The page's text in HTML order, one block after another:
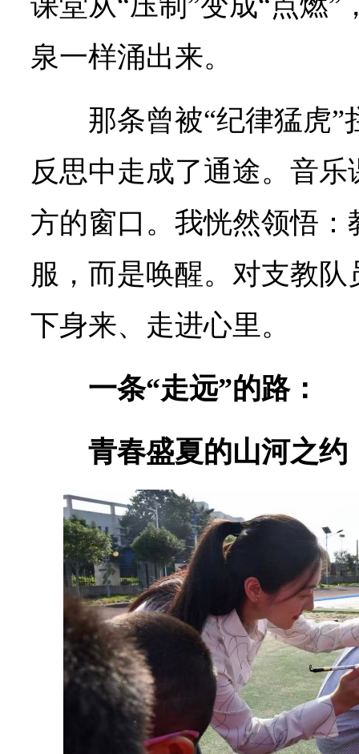
泉一样涌出来。
那条曾被“纪律猛虎
反思中走成了通途。音
方的窗口。我恍然领悟
服，而是唤醒。对支教
下身来、走进心里。
一条“走远”的路：
青春盛夏的山河之约